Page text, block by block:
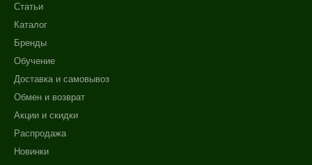
Статьи
Каталог
Бренды
Обучение
Доставка и самовывоз
Обмен и возврат
Акции и скидки
Распродажа
Новинки